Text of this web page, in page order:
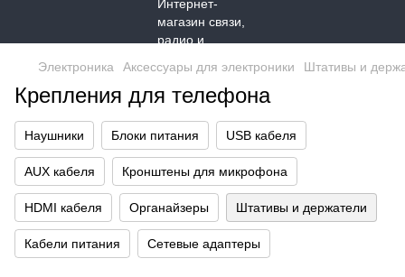
Электроника Аксессуары для электроники Штативы и
Крепления для телефона
Наушники Блоки питания USB кабеля
AUX кабеля Кронштены для микрофона
HDMI кабеля Органайзеры Штативы и держатели
Кабели питания Сетевые адаптеры